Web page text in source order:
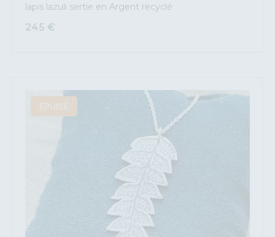
lapis lazuli sertie en Argent recyclé
245 €
ÉPUISÉ